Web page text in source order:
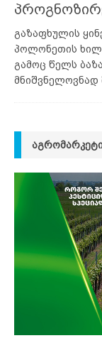
გაზაფხულის
პოლონეთის
გამოც წელს
მნიშვნელოვნად